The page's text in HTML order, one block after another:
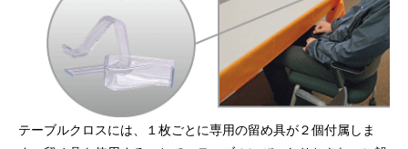
テーブルクロスには、１枚ごとに専用の留め具が２個付属しま